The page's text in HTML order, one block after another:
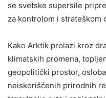
se svetske supersile
za kontrolom i strateškom
Kako Arktik prolazi kroz
klimatskih promena,
geopolitički prostor,
neiskorišćenih prirodnih